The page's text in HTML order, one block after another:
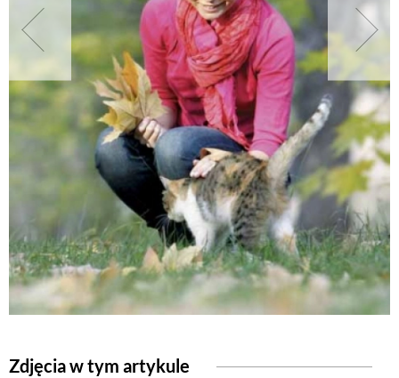
Zdjęcia w tym artykule
NATURALNIE
URODA
NATURALNA APTECZKA
DLA DOMU
EKO ŻYCIE